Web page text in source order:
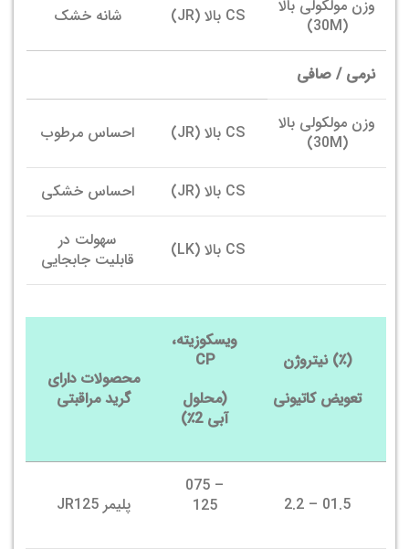
وزن مولکولی بالا
(30M)
CS بالا (JR) شانه خشک
نرمی / صافی
وزن مولکولی بالا
(30M)
CS بالا (JR) احساس مرطوب
CS بالا (JR) احساس خشکی
CS بالا (LK)
سهولت در
قابلیت جابجایی
نیتروژن (٪)
تعویض کاتیونی
ویسکوزیته،
CP
(محلول
آبی 2٪)
محصولات دارای
گرید مراقبتی
01.5 – 2.2
075 –
125
پلیمر JR125